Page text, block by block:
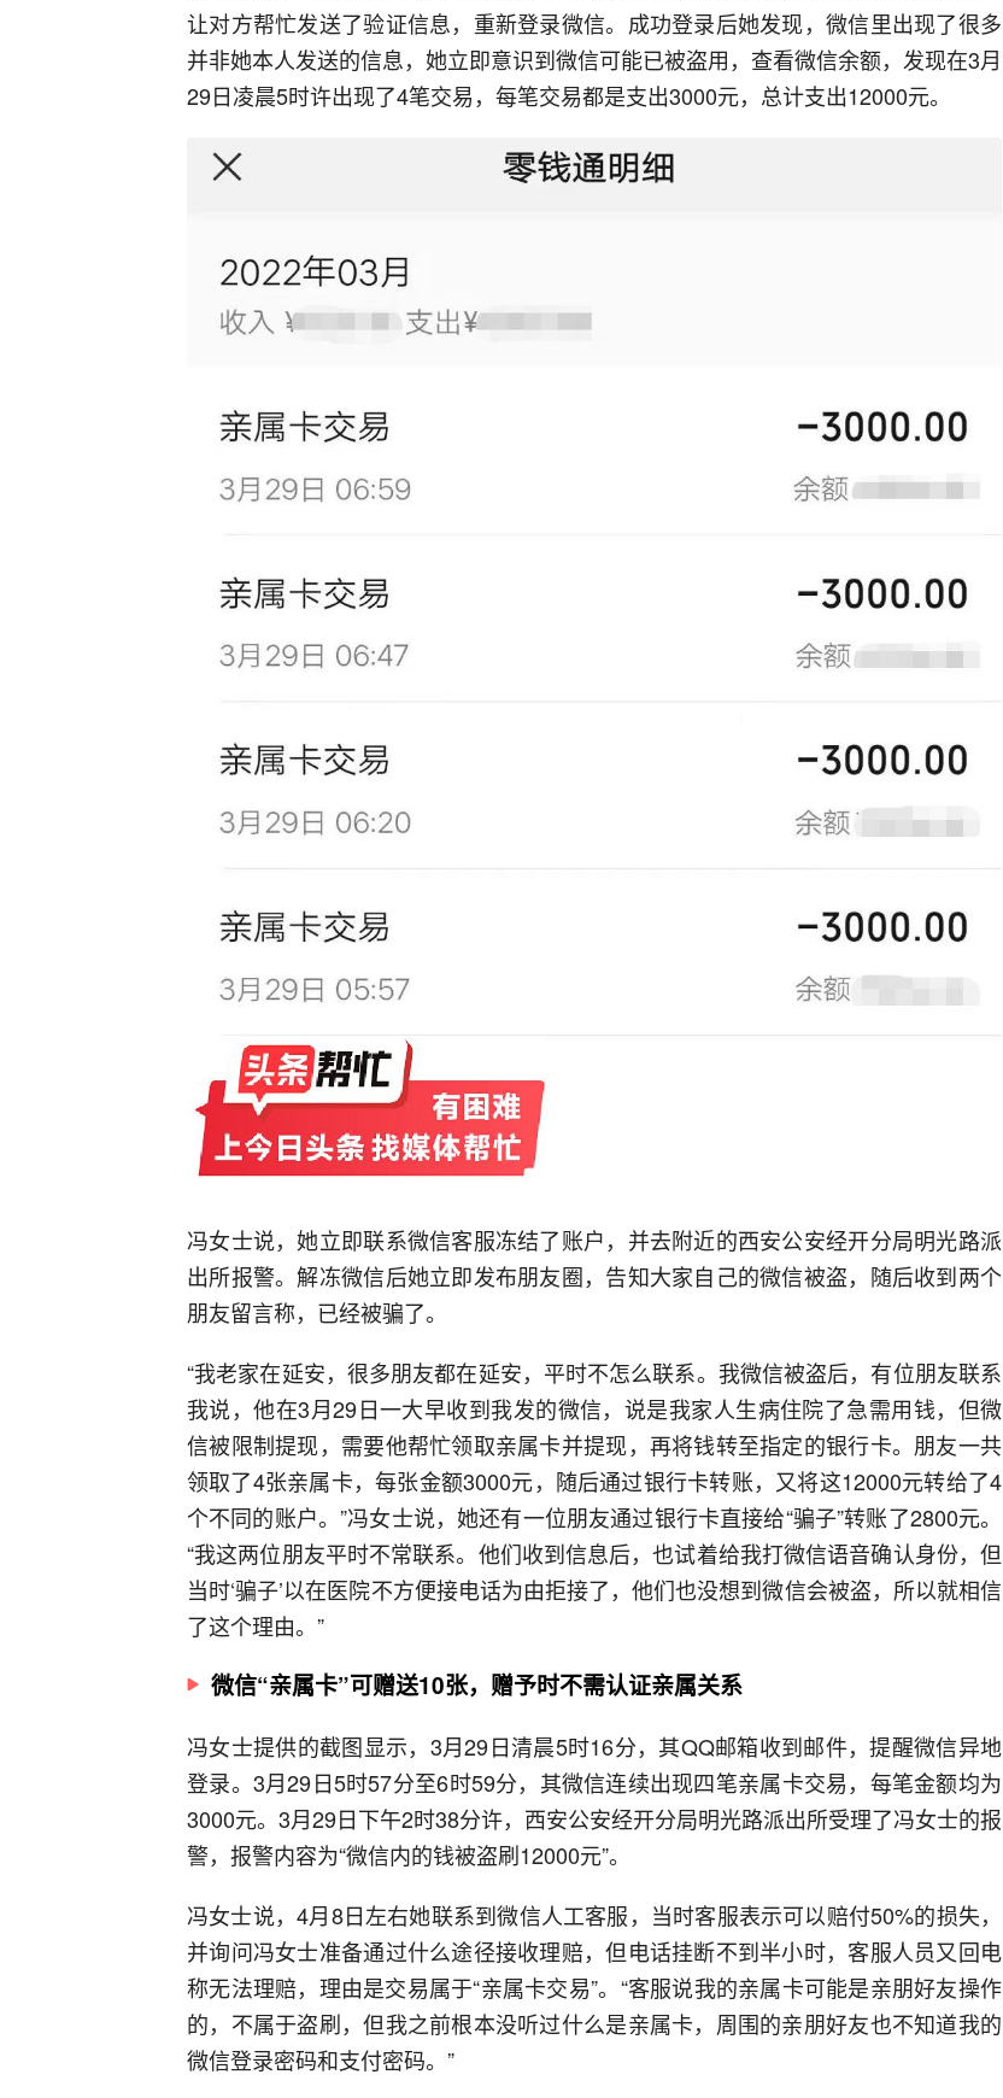
让对方帮忙发送了验证信息，重新登录微信。成功登录后她发现，微信里出现了很多
并非她本人发送的信息，她立即意识到微信可能已被盗用，查看微信余额，发现在3月
29日凌晨5时许出现了4笔交易，每笔交易都是支出3000元，总计支出12000元。
冯女士说，她立即联系微信客服冻结了账户，并去附近的西安公安经开分局明光路派
出所报警。解冻微信后她立即发布朋友圈，告知大家自己的微信被盗，随后收到两个
朋友留言称，已经被骗了。
“我老家在延安，很多朋友都在延安，平时不怎么联系。我微信被盗后，有位朋友联系
我说，他在3月29日一大早收到我发的微信，说是我家人生病住院了急需用钱，但微
信被限制提现，需要他帮忙领取亲属卡并提现，再将钱转至指定的银行卡。朋友一共
领取了4张亲属卡，每张金额3000元，随后通过银行卡转账，又将这12000元转给了4
个不同的账户。”冯女士说，她还有一位朋友通过银行卡直接给“骗子”转账了2800元。
“我这两位朋友平时不常联系。他们收到信息后，也试着给我打微信语音确认身份，但
当时‘骗子’以在医院不方便接电话为由拒接了，他们也没想到微信会被盗，所以就相信
了这个理由。”
微信“亲属卡”可赠送10张，赠予时不需认证亲属关系
冯女士提供的截图显示，3月29日清晨5时16分，其QQ邮箱收到邮件，提醒微信异地
登录。3月29日5时57分至6时59分，其微信连续出现四笔亲属卡交易，每笔金额均为
3000元。3月29日下午2时38分许，西安公安经开分局明光路派出所受理了冯女士的报
警，报警内容为“微信内的钱被盗刷12000元”。
冯女士说，4月8日左右她联系到微信人工客服，当时客服表示可以赔付50%的损失，
并询问冯女士准备通过什么途径接收理赔，但电话挂断不到半小时，客服人员又回电
称无法理赔，理由是交易属于“亲属卡交易”。“客服说我的亲属卡可能是亲朋好友操作
的，不属于盗刷，但我之前根本没听过什么是亲属卡，周围的亲朋好友也不知道我的
微信登录密码和支付密码。”